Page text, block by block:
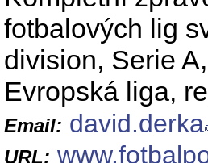
fotbalových lig
division, Serie
Evropská liga,
Email: david.derka
URL: